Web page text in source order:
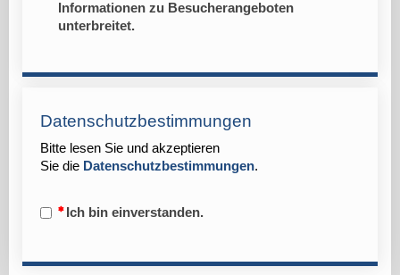
Informationen zu Besucherangeboten
unterbreitet.
Datenschutzbestimmungen
Bitte lesen Sie und akzeptieren
Siedie Datenschutzbestimmungen.
Ich bin einverstanden.